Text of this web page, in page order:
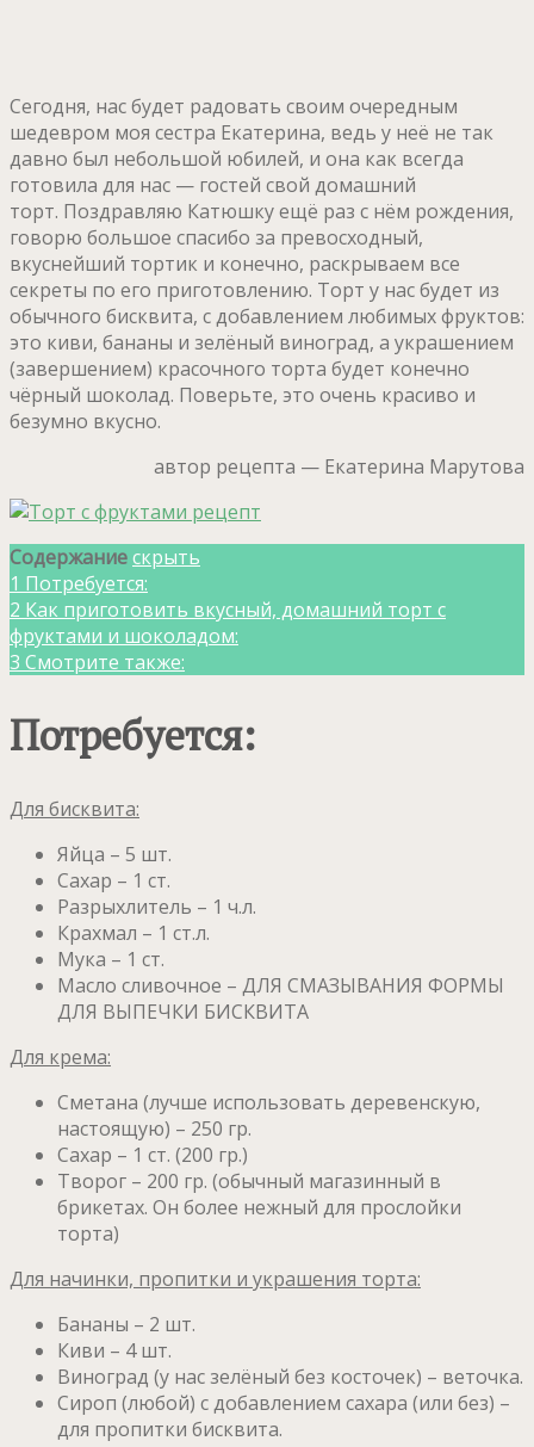
Сегодня, нас будет радовать своим очередным
шедевром моя сестра Екатерина, ведь у неё не так
давно был небольшой юбилей, и она как всегда
готовила для нас — гостей свой домашний
торт. Поздравляю Катюшку ещё раз с нём рождения,
говорю большое спасибо за превосходный,
вкуснейший тортик и конечно, раскрываем все
секреты по его приготовлению. Торт у нас будет из
обычного бисквита, с добавлением любимых фруктов:
это киви, бананы и зелёный виноград, а украшением
(завершением) красочного торта будет конечно
чёрный шоколад. Поверьте, это очень красиво и
безумно вкусно.
автор рецепта — Екатерина Марутова
Содержаниескрыть
1 Потребуется:
2 Как приготовить вкусный, домашний торт с
фруктами и шоколадом:
3 Смотрите также:
Потребуется:
Для бисквита:
Яйца – 5 шт.
Сахар – 1 ст.
Разрыхлитель – 1 ч.л.
Крахмал – 1 ст.л.
Мука – 1 ст.
Масло сливочное – ДЛЯ СМАЗЫВАНИЯ ФОРМЫ
ДЛЯ ВЫПЕЧКИ БИСКВИТА
Для крема:
Сметана (лучше использовать деревенскую,
настоящую) – 250 гр.
Сахар – 1 ст. (200 гр.)
Творог – 200 гр. (обычный магазинный в
брикетах. Он более нежный для прослойки
торта)
Для начинки, пропитки и украшения торта:
Бананы – 2 шт.
Киви – 4 шт.
Виноград (у нас зелёный без косточек) – веточка.
Сироп (любой) с добавлением сахара (или без) –
для пропитки бисквита.